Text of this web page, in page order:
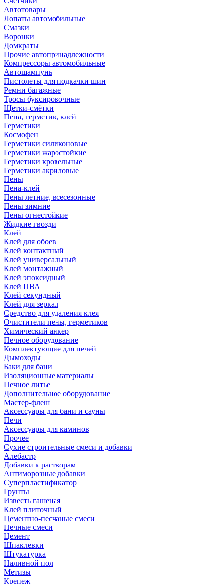
Автотовары
Лопаты автомобильные
Смазки
Воронки
Домкраты
Прочие автопринадлежности
Компрессоры автомобильные
Автошампунь
Пистолеты для подкачки шин
Ремни багажные
Тросы буксировочные
Щетки-смётки
Пена, герметик, клей
Герметики
Космофен
Герметики силиконовые
Герметики жаростойкие
Герметики кровельные
Герметики акриловые
Пены
Пена-клей
Пены летние, всесезонные
Пены зимние
Пены огнестойкие
Жидкие гвозди
Клей
Клей для обоев
Клей контактный
Клей универсальный
Клей монтажный
Клей эпоксидный
Клей ПВА
Клей секундный
Клей для зеркал
Средство для удаления клея
Очистители пены, герметиков
Химический анкер
Печное оборудование
Комплектующие для печей
Дымоходы
Баки для бани
Изоляционные материалы
Печное литье
Дополнительное оборудование
Мастер-флеш
Аксессуары для бани и сауны
Печи
Аксессуары для каминов
Прочее
Сухие строительные смеси и добавки
Алебастр
Добавки к растворам
Антиморозные добавки
Суперпластификатор
Грунты
Известь гашеная
Клей плиточный
Цементно-песчаные смеси
Печные смеси
Цемент
Шпаклевки
Штукатурка
Наливной пол
Метизы
Крепеж